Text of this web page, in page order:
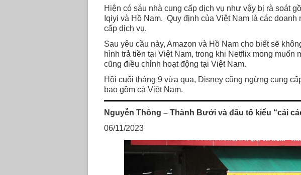
Hiện có sáu nhà cung cấp dịch vụ như vậy bị rà soát
Iqiyi và Hồ Nam. Quy định của Việt Nam là các
cấp dịch vụ.
Sau yêu cầu này, Amazon và Hồ Nam cho biết sẽ
hình trả tiền tại Việt Nam, trong khi Netflix mong muốn
cũng điều chỉnh hoạt động tại Việt Nam.
Hồi cuối tháng 9 vừa qua, Disney cũng ngừng cung
bao gồm cả Việt Nam.
Nguyễn Thông – Thành Bưởi và đấu tố kiểu “cải
06/11/2023